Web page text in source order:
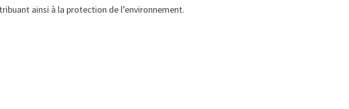
ainsi à la protection de l’environnement.